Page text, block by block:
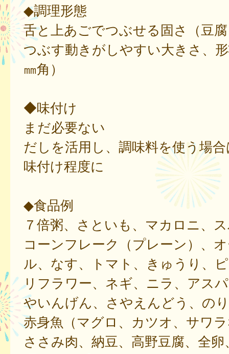
◆調理形態
舌と上あごでつぶせる固さ（豆
つぶす動きがしやすい大きさ、
㎜角）
◆味付け
まだ必要ない
だしを活用し、調味料を使う場
味付け程度に
◆食品例
７倍粥、さといも、マカロニ、
コーンフレーク（プレーン）、
ル、なす、トマト、きゅうり、
リフラワー、ネギ、ニラ、アス
やいんげん、さやえんどう、の
赤身魚（マグロ、カツオ、サワ
ささみ肉、納豆、高野豆腐、全